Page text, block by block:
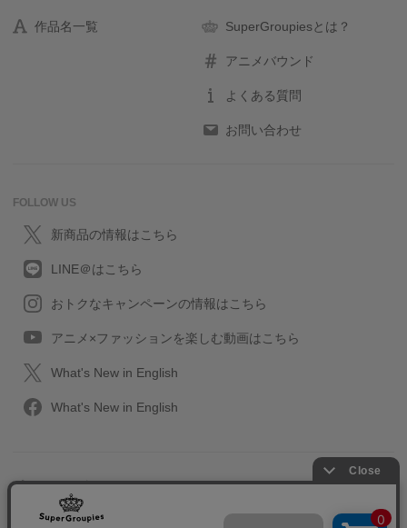
作品名一覧 SuperGroupiesとは？
アニメバウンド
よくある質問
お問い合わせ
FOLLOW US
新商品の情報はこちら
LINE＠はこちら
おトクなキャンペーンの情報はこちら
アニメ×ファッションを楽しむ動画はこちら
What's New in English
What's New in English
プライバシーポリシー